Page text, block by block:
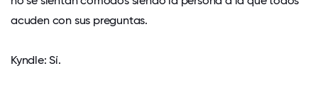
acuden con sus preguntas.
Kyndle: Sí.